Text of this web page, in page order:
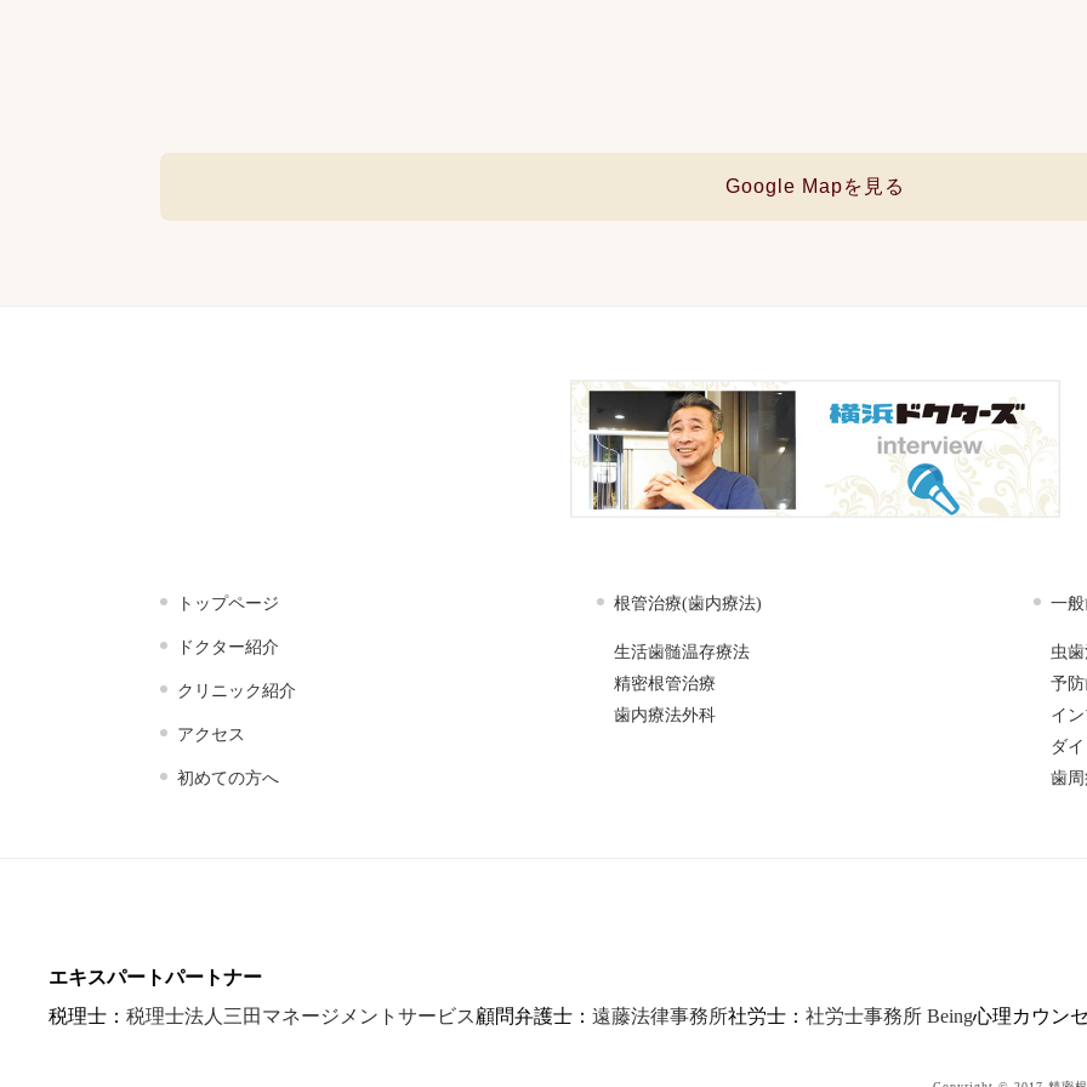
Google Mapを見る
トップページ
ドクター紹介
クリニック紹介
アクセス
初めての方へ
根管治療(歯内療法)
生活歯髄温存療法
精密根管治療
歯内療法外科
一
虫
予
イ
ダ
歯
エキスパートパートナー
税理士： 税理士法人三田マネージメントサービス顧問弁護士： 遠藤法律事務所社労士： 社労士事務所 Being心理カウン